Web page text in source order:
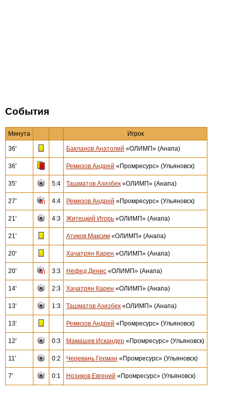
События
Минута Игрок
36' Бакланов Анатолий «ОЛИМП» (Анапа)
36' Ремизов Андрей «Промресурс» (Ульяновск)
35' 5:4 Ташматов Азизбек «ОЛИМП» (Анапа)
27' 4:4 Ремизов Андрей «Промресурс» (Ульяновск)
21' 4:3 Житецкий Игорь «ОЛИМП» (Анапа)
21' Атиков Максим «ОЛИМП» (Анапа)
20' Хачатрян Карен «ОЛИМП» (Анапа)
20' 3:3 Нефед Денис «ОЛИМП» (Анапа)
14' 2:3 Хачатрян Карен «ОЛИМП» (Анапа)
13' 1:3 Ташматов Азизбек «ОЛИМП» (Анапа)
13' Ремизов Андрей «Промресурс» (Ульяновск)
12' 0:3 Мамашев Искандер «Промресурс» (Ульяновск)
11' 0:2 Черевань Герман «Промресурс» (Ульяновск)
7' 0:1 Нозиков Евгений «Промресурс» (Ульяновск)